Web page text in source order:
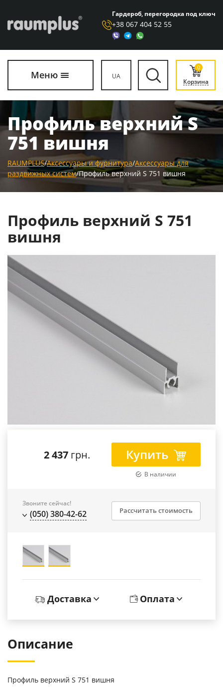
Гардероб, перегородка под ключ
+38 067 404 52 55
Меню UA
0
Корзина
Профиль верхний S
751 вишня
RAUMPLUS/Аксессуары и фурнитура/Аксессуары для
раздвижных систем/Профиль верхний S 751 вишня
Профиль верхний S 751
вишня
2 437 грн. Купить
В наличии
Звоните сейчас!
(050) 380-42-62 Рассчитать стоимость
Доставка Оплата
Описание
Профиль верхний S 751 вишня